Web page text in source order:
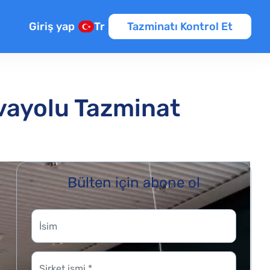
Giriş yap Tr Tazminatı Kontrol Et
Tazminat
Bülten için abone ol